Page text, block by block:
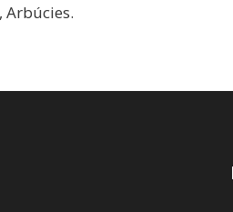
Arbúcies.